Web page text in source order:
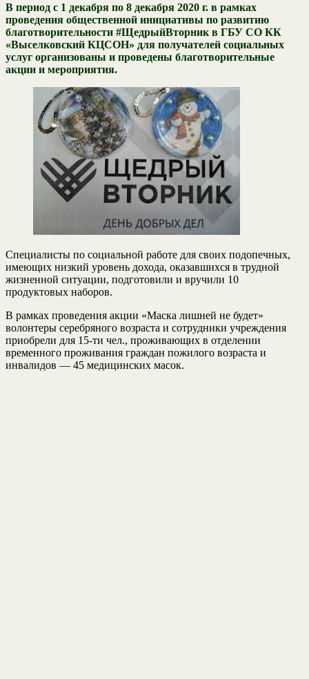
В период с 1 декабря по 8 декабря 2020 г. в рамках
проведения общественной инициативы по развитию
благотворительности #ЩедрыйВторник в ГБУ СО КК
«Выселковский КЦСОН» для получателей социальных
услуг организованы и проведены благотворительные
акции и мероприятия.
Специалисты по социальной работе для своих подопечных,
имеющих низкий уровень дохода, оказавшихся в трудной
жизненной ситуации, подготовили и вручили 10
продуктовых наборов.
В рамках проведения акции «Маска лишней не будет»
волонтеры серебряного возраста и сотрудники учреждения
приобрели для 15-ти чел., проживающих в отделении
временного проживания граждан пожилого возраста и
инвалидов — 45 медицинских масок.